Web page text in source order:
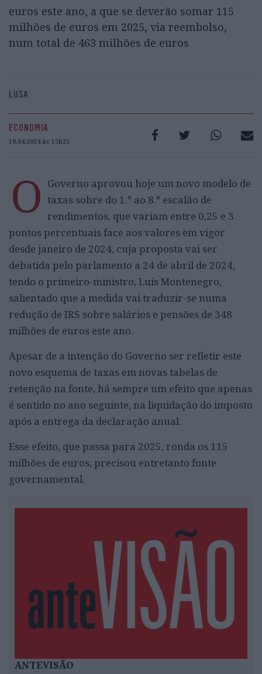
euros este ano, a que se deverão somar 115
milhões de euros em 2025, via reembolso,
num total de 463 milhões de euros
LUSA
ECONOMIA
19.04.2024 às 15h25
O Governo aprovou hoje um novo modelo de
taxas sobre do 1.º ao 8.º escalão de
rendimentos, que variam entre 0,25 e 3
pontos percentuais face aos valores em vigor
desde janeiro de 2024, cuja proposta vai ser
debatida pelo parlamento a 24 de abril de 2024,
tendo o primeiro-ministro, Luís Montenegro,
salientado que a medida vai traduzir-se numa
redução de IRS sobre salários e pensões de 348
milhões de euros este ano.
Apesar de a intenção do Governo ser refletir este
novo esquema de taxas em novas tabelas de
retenção na fonte, há sempre um efeito que apenas
é sentido no ano seguinte, na liquidação do imposto
após a entrega da declaração anual.
Esse efeito, que passa para 2025, ronda os 115
milhões de euros, precisou entretanto fonte
governamental.
ANTEVISÃO